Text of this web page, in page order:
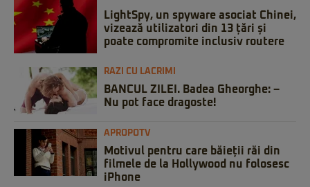
LightSpy, un spyware asociat Chinei,
vizează utilizatori din 13 țări și
poate compromite inclusiv routere
RAZI CU LACRIMI
BANCUL ZILEI. Badea Gheorghe: –
Nu pot face dragoste!
APROPOTV
Motivul pentru care băieții răi din
filmele de la Hollywood nu folosesc
iPhone